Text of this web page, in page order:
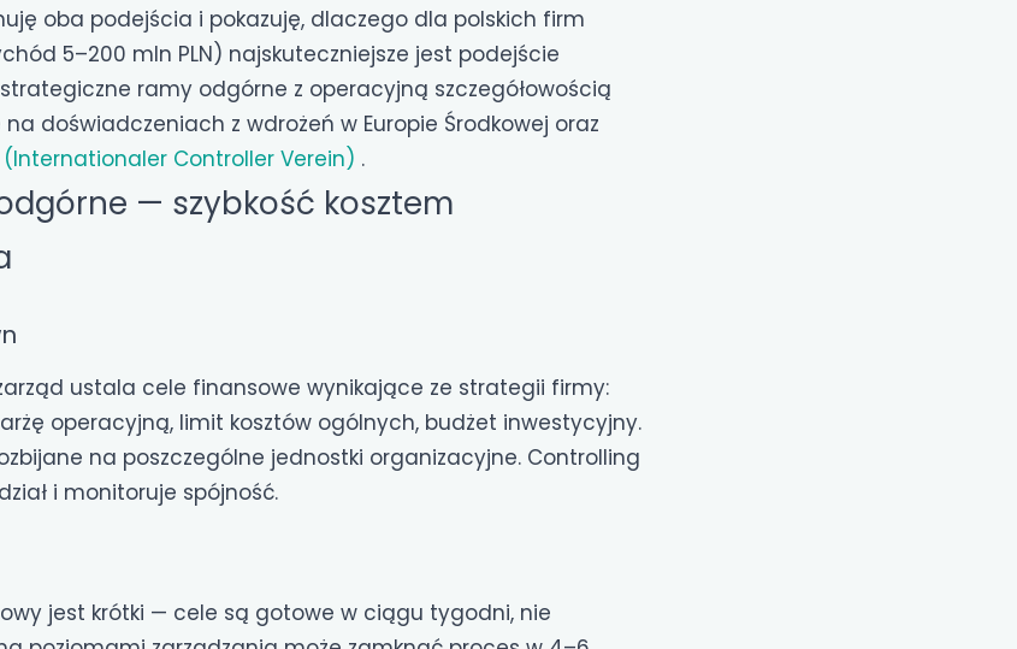
oba podejścia i pokazuję, dlaczego dla polskich firm
5–200 mln PLN) najskuteczniejsze jest podejście
ramy odgórne z operacyjną szczegółowością
doświadczeniach z wdrożeń w Europie Środkowej oraz
(Internationaler Controller Verein) .
— szybkość kosztem
ustala cele finansowe wynikające ze strategii firmy:
operacyjną, limit kosztów ogólnych, budżet inwestycyjny.
na poszczególne jednostki organizacyjne. Controlling
i monitoruje spójność.
jest krótki — cele są gotowe w ciągu tygodni, nie